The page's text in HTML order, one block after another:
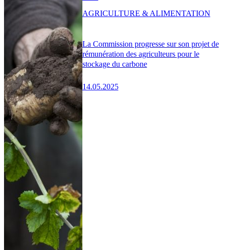
La Commission progresse sur son projet de
rémunération des agriculteurs pour le
stockage du carbone
14.05.2025
AGRICULTURE & ALIMENTATION